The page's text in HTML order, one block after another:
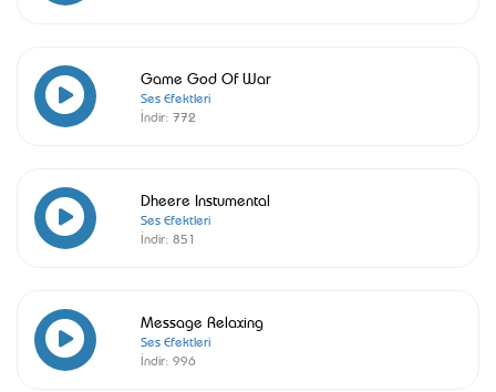
Game God Of War
Ses Efektleri
İndir: 772
Dheere Instumental
Ses Efektleri
İndir: 851
Message Relaxing
Ses Efektleri
İndir: 996